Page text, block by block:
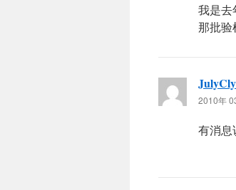
我是去
那批验
2010年
有消息